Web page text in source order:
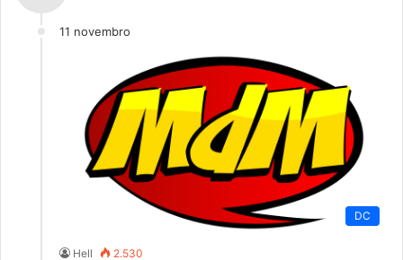
11 novembro
DC
Hell 2.530